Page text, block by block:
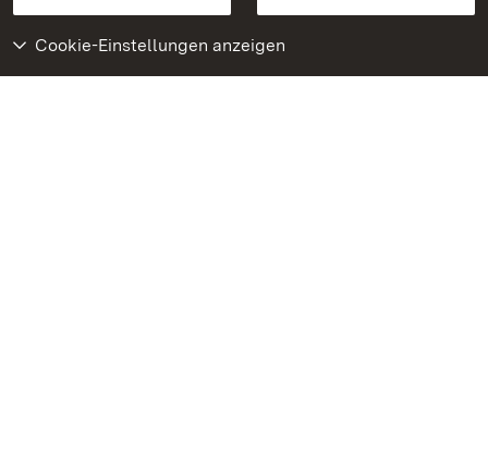
Cookie-Einstellungen anzeigen
Weiteres